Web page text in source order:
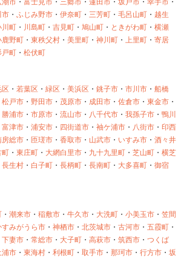
潮市 ・ 富士見市 ・ 三郷市 ・ 蓮田市 ・ 坂戸市 ・ 幸手市 ・
市 ・ ふじみ野市 ・ 伊奈町 ・ 三芳町 ・ 毛呂山町 ・ 越生
川町 ・ 川島町 ・ 吉見町 ・ 鳩山町 ・ ときがわ町 ・ 横瀬
鹿野町 ・ 東秩父村 ・ 美里町 ・ 神川町 ・ 上里町 ・ 寄居
戸町 ・ 松伏町
区 ・ 若葉区 ・ 緑区 ・ 美浜区 ・ 銚子市 ・ 市川市 ・ 船橋
松戸市 ・ 野田市 ・ 茂原市 ・ 成田市 ・ 佐倉市 ・ 東金市 ・
勝浦市 ・ 市原市 ・ 流山市 ・ 八千代市 ・ 我孫子市 ・ 鴨川
富津市 ・ 浦安市 ・ 四街道市 ・ 袖ケ浦市 ・ 八街市 ・ 印西
房総市 ・ 匝瑳市 ・ 香取市 ・ 山武市 ・ いすみ市 ・ 酒々井
町 ・ 東庄町 ・ 大網白里市 ・ 九十九里町 ・ 芝山町 ・ 横芝
長生村 ・ 白子町 ・ 長柄町 ・ 長南町 ・ 大多喜町 ・ 御宿
・ 潮来市 ・ 稲敷市 ・ 牛久市 ・ 大洗町 ・ 小美玉市 ・ 笠間
すみがうら市 ・ 神栖市 ・ 北茨城市 ・ 古河市 ・ 五霞町 ・
下妻市 ・ 常総市 ・ 大子町 ・ 高萩市 ・ 筑西市 ・ つくば
浦市 ・ 東海村 ・ 利根町 ・ 取手市 ・ 那珂市 ・ 行方市 ・ 坂